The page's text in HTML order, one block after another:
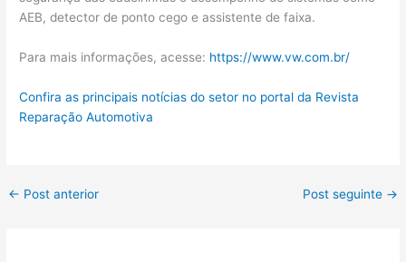
AEB, detector de ponto cego e assistente de faixa.
Para mais informações, acesse: https://www.vw.com.br/
Confira as principais notícias do setor no portal da Revista
Reparação Automotiva
← Post anterior Post seguinte →